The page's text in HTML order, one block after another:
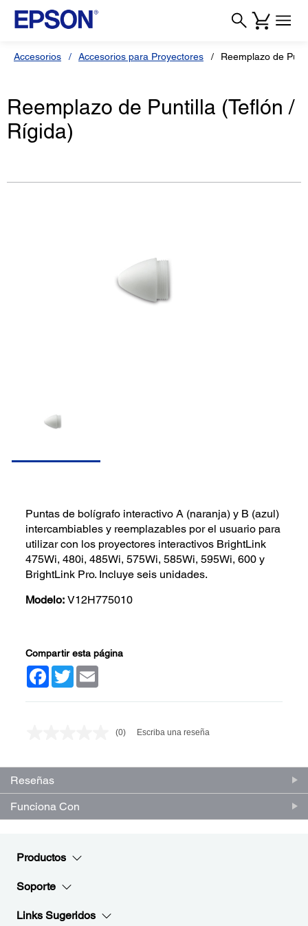
Accesorios Accesorios para Proyectores Reemplazo de
Reemplazo de Puntilla (Teflón /
Rígida)
Puntas de bolígrafo interactivo A (naranja) y B (azul)
intercambiables y reemplazables por el usuario para
utilizar con los proyectores interactivos BrightLink
475Wi, 480i, 485Wi, 575Wi, 585Wi, 595Wi, 600 y
BrightLink Pro. Incluye seis unidades.
Modelo: V12H775010
Compartir esta página
Facebook
Twitter
Sin
en
misma
(0) Escriba una reseña
Reseñas
Funciona Con
Productos
Soporte
Links Sugeridos